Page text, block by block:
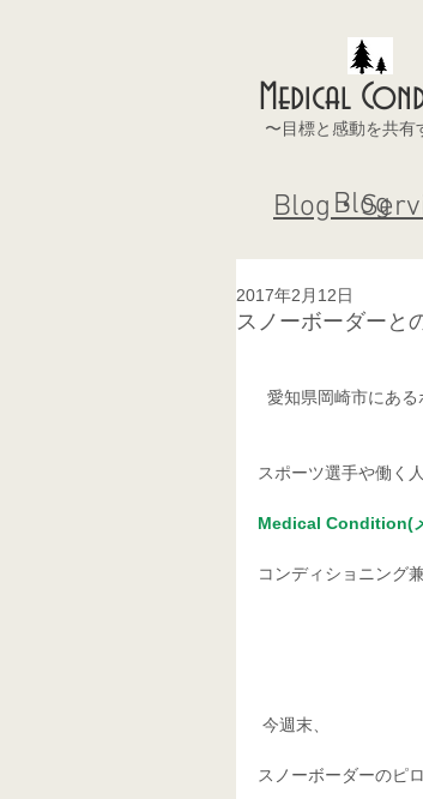
Medical
〜目標と感動を共有
Blog
Blog・
スノーボーダーと
2017年2月12日
愛知県岡崎市にあ
スポーツ選手や働く
Medical Condition(
コンディショニング
今週末、
スノーボーダーのピ